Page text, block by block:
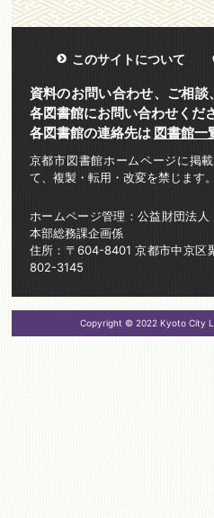
このサイトについて
資料のお問い合わせ、ご相
各図書館にお問い合わせくだ
各図書館の連絡先は 図書館一
京都市図書館ホームページに掲
て、複製・転用・改変を禁じます。
ホームページ管理：公益財団法
本部総務課企画係
住所：〒604-8401 京都市中京
802-3145
Copyright © 2022 Kyoto City